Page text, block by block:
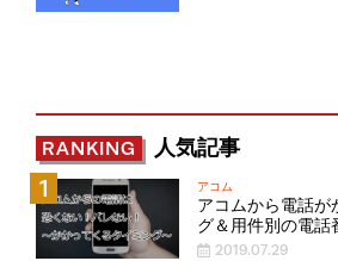
RANKING 人気記事
アコム
アコムから電話が
グ＆用件別の電話
2019.07.29